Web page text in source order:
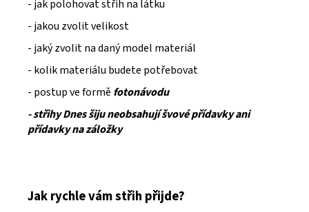
- jak polohovat střih na látku
- jakou zvolit velikost
- jaký zvolit na daný model materiál
- kolik materiálu budete potřebovat
- postup ve formě fotonávodu
- střihy Dnes šiju neobsahují švové přídavky ani
přídavky na záložky
Jak rychle vám střih přijde?